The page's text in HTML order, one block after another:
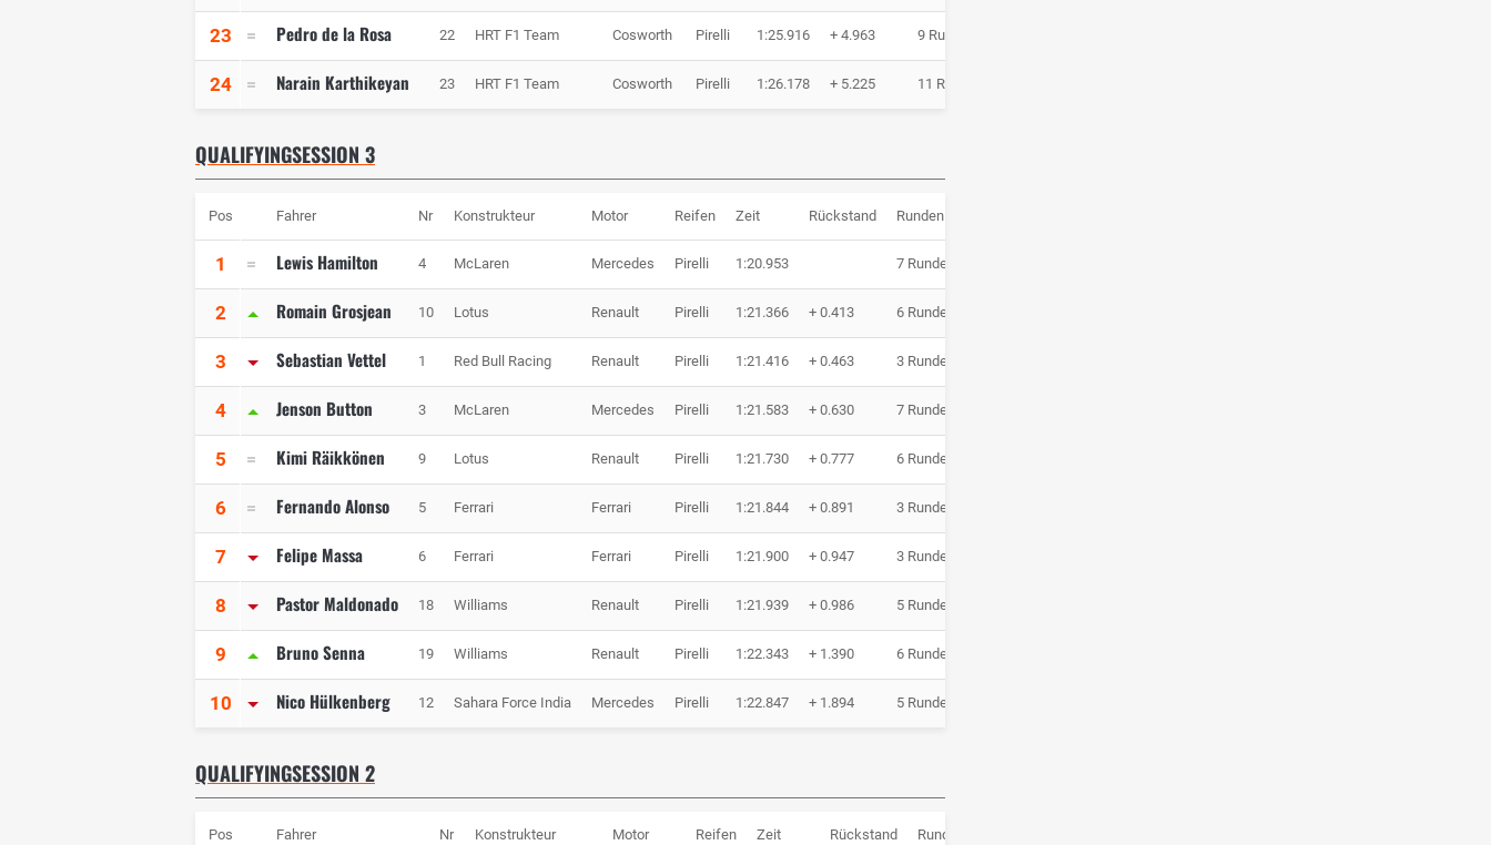
23 Pedro de la Rosa 22 HRT F1 Team Cosworth Pirelli 1:25.916 + 4.963 9 Runden
24 Narain Karthikeyan 23 HRT F1 Team Cosworth Pirelli 1:26.178 + 5.225 11 Runden
QUALIFYINGSESSION 3
Pos Fahrer Nr Konstrukteur Motor Reifen Zeit Rückstand Runden
1 Lewis Hamilton 4 McLaren Mercedes Pirelli 1:20.953 7 Runden
2 Romain Grosjean 10 Lotus Renault Pirelli 1:21.366 + 0.413 6 Runden
3 Sebastian Vettel 1 Red Bull Racing Renault Pirelli 1:21.416 + 0.463 3 Runden
4 Jenson Button 3 McLaren Mercedes Pirelli 1:21.583 + 0.630 7 Runden
5 Kimi Räikkönen 9 Lotus Renault Pirelli 1:21.730 + 0.777 6 Runden
6 Fernando Alonso 5 Ferrari Ferrari Pirelli 1:21.844 + 0.891 3 Runden
7 Felipe Massa 6 Ferrari Ferrari Pirelli 1:21.900 + 0.947 3 Runden
8 Pastor Maldonado 18 Williams Renault Pirelli 1:21.939 + 0.986 5 Runden
9 Bruno Senna 19 Williams Renault Pirelli 1:22.343 + 1.390 6 Runden
10 Nico Hülkenberg 12 Sahara Force India Mercedes Pirelli 1:22.847 + 1.894 5 Runden
QUALIFYINGSESSION 2
Pos Fahrer Nr Konstrukteur Motor Reifen Zeit Rückstand Runden